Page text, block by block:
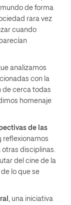
de forma
rara vez
cuando
analizamos
con la
de cerca todas
homenaje
de las
reflexionamos
otras disciplinas.
del cine de la
lo que se
, una iniciativa